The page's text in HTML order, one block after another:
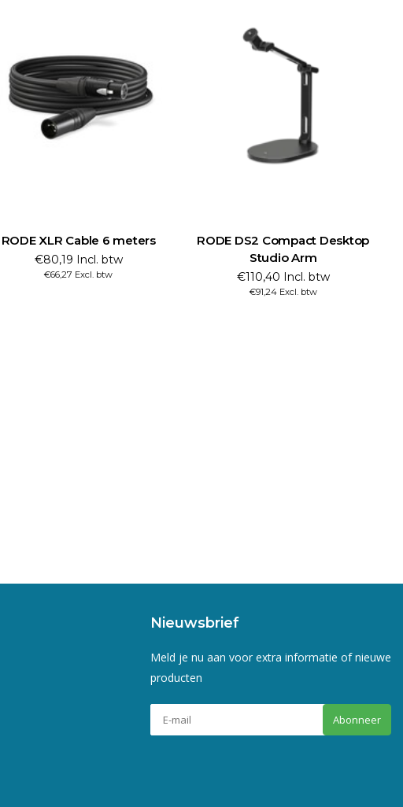
RODE XLR Cable 6 meters
€80,19 Incl. btw
€66,27 Excl. btw
RODE DS2 Compact Desktop
Studio Arm
€110,40 Incl. btw
€91,24 Excl. btw
Nieuwsbrief
Meld je nu aan voor extra informatie of nieuwe
producten
Abonneer